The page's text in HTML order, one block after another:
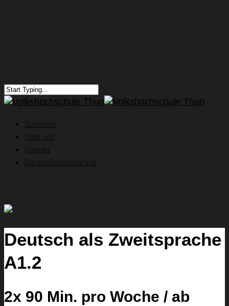
Startseite
Über uns
Kontakt
Datenschutzerklärung
Deutsch als Zweitsprache
A1.2
2x 90 Min. pro Woche / ab